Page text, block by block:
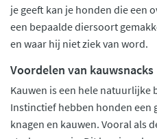
je geeft kan je honden die een
een bepaalde diersoort
en waar hij niet ziek van word.
Voordelen van kauwsnacks
Kauwen is een hele natuurlijke
Instinctief hebben honden een
knagen en kauwen. Vooral als